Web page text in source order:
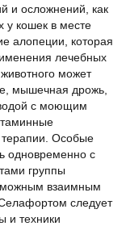
и осложнений, как
у кошек в месте
алопеции, которая
лечебных
может
мышечная дрожь,
с моющим
терапии. Особые
одновременно с
группы
взаимным
следует
и техники